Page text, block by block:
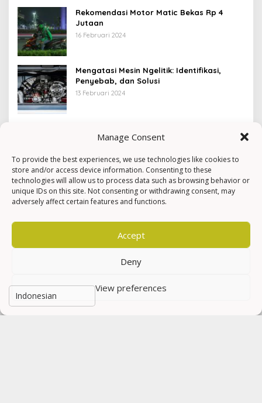
Manage Consent
To provide the best experiences, we use technologies like cookies to
store and/or access device information. Consenting to these
technologies will allow us to process data such as browsing behavior or
unique IDs on this site. Not consenting or withdrawing consent, may
adversely affect certain features and functions.
Accept
Deny
View preferences
Rekomendasi Motor Matic Bekas Rp 4
Jutaan
16 Februari 2024
Mengatasi Mesin Ngelitik: Identifikasi,
Penyebab, dan Solusi
13 Februari 2024
Berkendara
Kopling Motor: Peran, Tipe, dan Tips
Pemeliharaan